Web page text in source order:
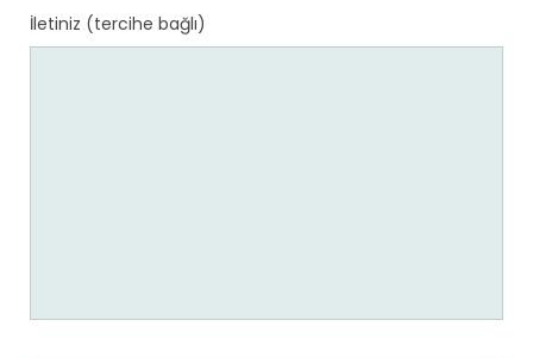
İletiniz (tercihe bağlı)